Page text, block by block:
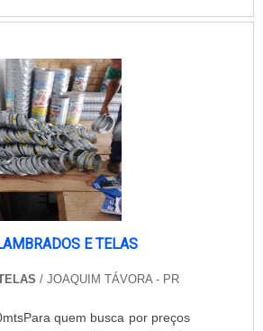
DO
E TELAS
/ JOAQUIM TÁVORA - PR
quem busca por preços